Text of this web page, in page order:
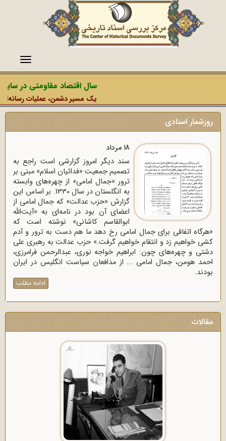
منو
سال اقتصاد مقاومتی در
یک مسیر دشمن، عملیات
روزشمار اسنادی
18 مرداد
سند دیگر امروز گزارشی است راجع به
تصمیم جمعیت «فدائیان اسلام» مبنی بر
ترور «جمال امامی» از چهره‌‌های وابسته
به انگلستان در سال 1330. بر اساس این
گزارش «حزب عدالت» که جمال امامی از
اعضای آن بود در نامه‌ای به «آیت‌الله
ابوالقاسم کاشانی» نوشته است که
«هرگاه اتفاقی برای جمال امامی رخ دهد ما هم دست به ترور و آدم
کشی خواهیم زد و انتقام خواهیم گرفت.» حزب عدالت به رهبری علی
دشتی و چهره‌های چون: ابراهیم خواجه نوری، عبدالرحمن فرامرزی،
احمد هومن، جمال امامی ... از مدافعان سیاست انگلیس در ایران
بودند.
ادامه مطلب
مقالات